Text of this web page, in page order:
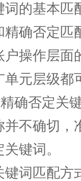
词的基本匹
精确否定匹
户操作层面
元层级都
确否定关
并不确切，
键词。
键词匹配方